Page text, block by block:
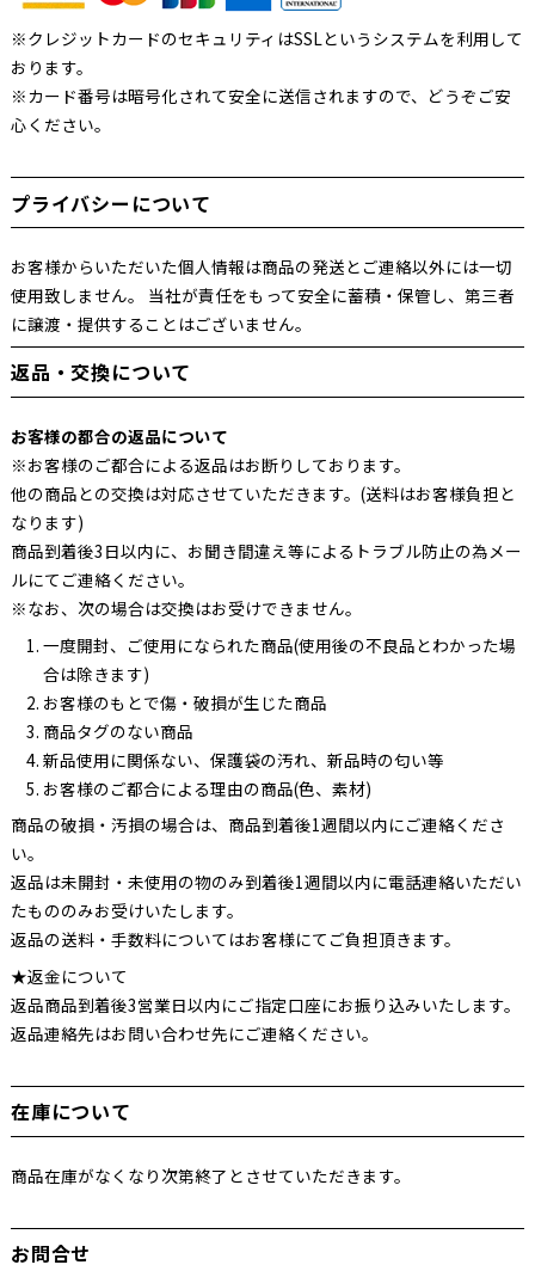
※クレジットカードのセキュリティはSSLというシステムを利用して
おります。
※カード番号は暗号化されて安全に送信されますので、どうぞご安
心ください。
プライバシーについて
お客様からいただいた個人情報は商品の発送とご連絡以外には一切
使用致しません。 当社が責任をもって安全に蓄積・保管し、第三者
に譲渡・提供することはございません。
返品・交換について
お客様の都合の返品について
※お客様のご都合による返品はお断りしております。
他の商品との交換は対応させていただきます。(送料はお客様負担と
なります)
商品到着後3日以内に、お聞き間違え等によるトラブル防止の為メー
ルにてご連絡ください。
※なお、次の場合は交換はお受けできません。
一度開封、ご使用になられた商品(使用後の不良品とわかった場
合は除きます)
お客様のもとで傷・破損が生じた商品
商品タグのない商品
新品使用に関係ない、保護袋の汚れ、新品時の匂い等
お客様のご都合による理由の商品(色、素材)
商品の破損・汚損の場合は、商品到着後1週間以内にご連絡くださ
い。
返品は未開封・未使用の物のみ到着後1週間以内に電話連絡いただい
たもののみお受けいたします。
返品の送料・手数料についてはお客様にてご負担頂きます。
★返金について
返品商品到着後3営業日以内にご指定口座にお振り込みいたします。
返品連絡先はお問い合わせ先にご連絡ください。
在庫について
商品在庫がなくなり次第終了とさせていただきます。
お問合せ